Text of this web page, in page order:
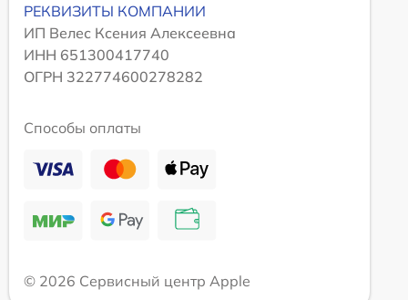
РЕКВИЗИТЫ КОМПАНИИ
ИП Велес Ксения Алексеевна
ИНН 651300417740
ОГРН 322774600278282
Способы оплаты
© 2026 Сервисный центр Apple